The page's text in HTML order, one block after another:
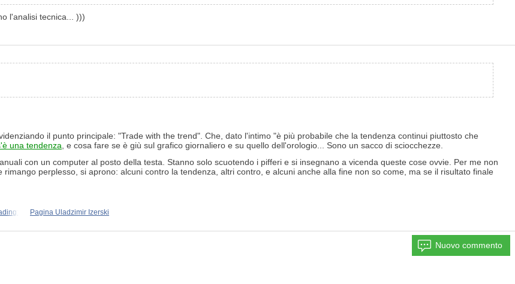
l'analisi tecnica... )))
il punto principale: "Trade with the trend". Che, dato l'intimo "è più probabile che la tendenza continui piuttosto che
una tendenza , e cosa fare se è giù sul grafico giornaliero e su quello dell'orologio... Sono un sacco di sciocchezze.
con un computer al posto della testa. Stanno solo scuotendo i pifferi e si insegnano a vicenda queste cose ovvie. Per me non
perplesso, si aprono: alcuni contro la tendenza, altri contro, e alcuni anche alla fine non so come, ma se il risultato finale
Pagina Uladzimir Izerski
Nuovo commento